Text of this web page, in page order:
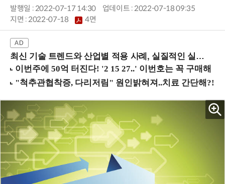
발행일 : 2022-07-17 14:30
업데이트 : 2022-07-18 09:35
지면 :2022-07-18 4면
최신 기술 트렌드와 산업별 적용 사례, 실질적인 실행 전략을 공유 (9/18 양재역)